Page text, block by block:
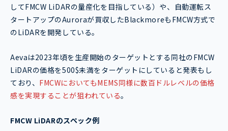
してFMCW LiDARの量産化を目指している）や、自動運転ス
タートアップのAuroraが買収したBlackmoreもFMCW方式で
のLiDARを開発している。
Aevaは2023年頃を生産開始のターゲットとする同社のFMCW
LiDARの価格を500$未満をターゲットにしていると発表もし
ており、 FMCWにおいてもMEMS同様に数百ドルレベルの価格
感を実現することが狙われている。
FMCW LiDARのスペック例